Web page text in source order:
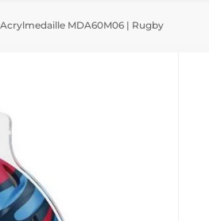
Acrylmedaille MDA60M06 | Rugby